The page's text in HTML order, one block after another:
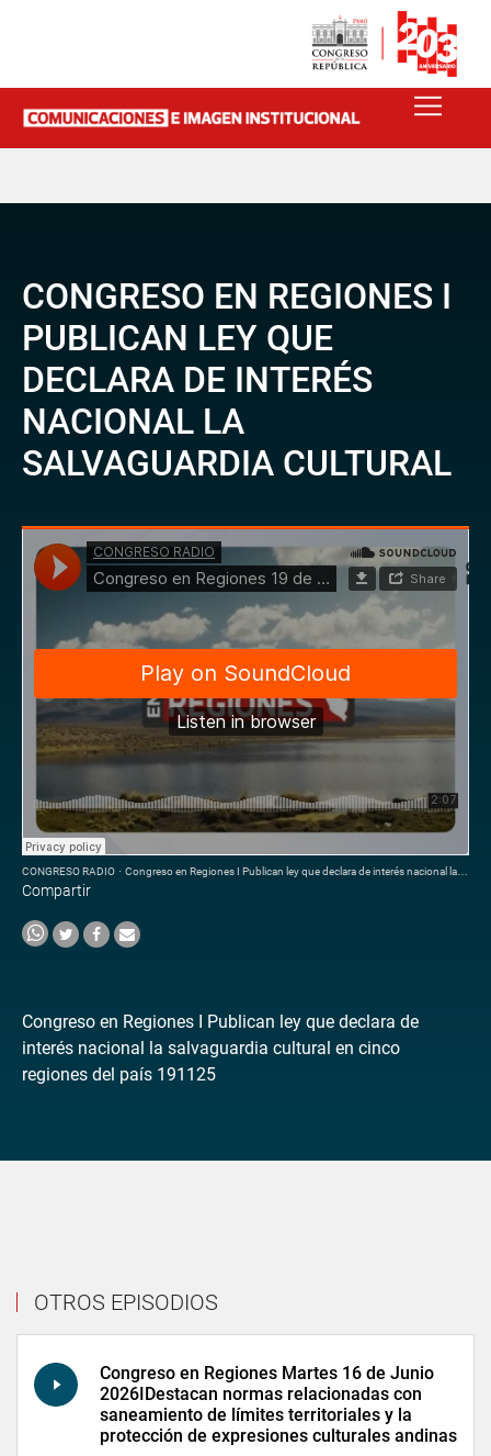
CONGRESO EN REGIONES I
PUBLICAN LEY QUE
DECLARA DE INTERÉS
NACIONAL LA
SALVAGUARDIA CULTURAL
CONGRESO RADIO · Congreso en Regiones I Publican ley que declara de interés nacional la salvaguardia cultural
Compartir
Congreso en Regiones I Publican ley que declara de
interés nacional la salvaguardia cultural en cinco
regiones del país 191125
OTROS EPISODIOS
Congreso en Regiones Martes 16 de Junio
2026IDestacan normas relacionadas con
saneamiento de límites territoriales y la
protección de expresiones culturales andinas